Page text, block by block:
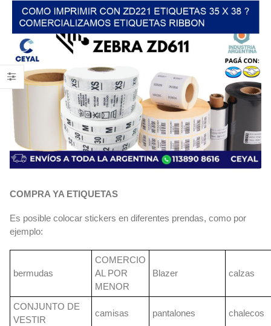
COMPRA YA ETIQUETAS
Es posible colocar stickers en diferentes prendas, como por
ejemplo:
bermudas
COMERCIO
AL POR
MENOR
Blazer calzas
CONJUNTO DE
VESTIR
camisas pantalones chalecos